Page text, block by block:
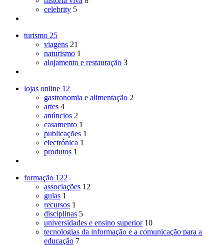
celebrity 5
turismo 25
viagens 21
naturismo 1
alojamento e restauração 3
lojas online 12
gastronomia e alimentação 2
artes 4
anúncios 2
casamento 1
publicações 1
electrónica 1
produtos 1
formação 122
associações 12
guias 1
recursos 1
disciplinas 5
universidades e ensino superior 10
tecnologias da informação e a comunicação para a
educação 7